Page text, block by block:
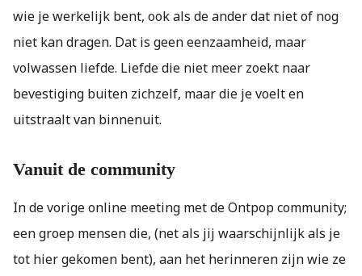
wie je werkelijk bent, ook als de ander dat niet of nog
niet kan dragen. Dat is geen eenzaamheid, maar
volwassen liefde. Liefde die niet meer zoekt naar
bevestiging buiten zichzelf, maar die je voelt en
uitstraalt van binnenuit.
Vanuit de community
In de vorige online meeting met de Ontpop community;
een groep mensen die, (net als jij waarschijnlijk als je
tot hier gekomen bent), aan het herinneren zijn wie ze